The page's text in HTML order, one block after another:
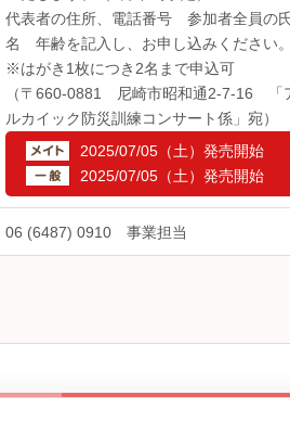
代表者の住所、電話番号 参加者全員の
名 年齢を記入し、お申し込みください
※はがき1枚につき2名まで申込可
（〒660-0881 尼崎市昭和通2-7-16 「
ルカイック防災訓練コンサート係」宛）
2025/07/05（土） 発売開始
2025/07/05（土） 発売開始
06 (6487) 0910 事業担当